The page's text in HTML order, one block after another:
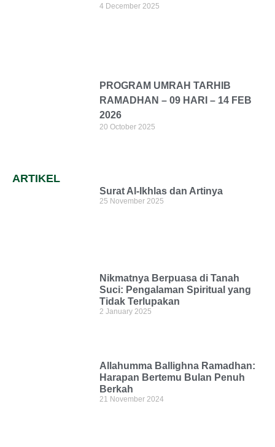
4 December 2025
PROGRAM UMRAH TARHIB
RAMADHAN – 09 HARI – 14 FEB
2026
20 October 2025
ARTIKEL
Surat Al-Ikhlas dan Artinya
25 November 2025
Nikmatnya Berpuasa di Tanah
Suci: Pengalaman Spiritual yang
Tidak Terlupakan
2 January 2025
Allahumma Ballighna Ramadhan:
Harapan Bertemu Bulan Penuh
Berkah
21 November 2024